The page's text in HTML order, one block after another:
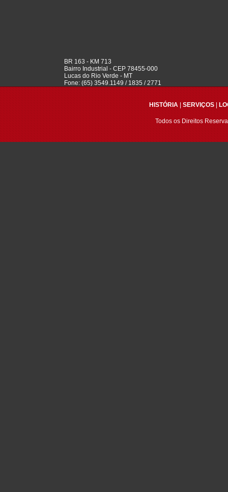
BR 163 - KM 713
Bairro Industrial - CEP 78455-000
Lucas do Rio Verde - MT
Fone: (65) 3549.1149 / 1835 / 2771
HISTÓRIA SERVIÇOS
Todos os Direitos